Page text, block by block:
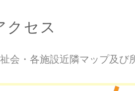
クセス
会・各施設近隣マップ及び